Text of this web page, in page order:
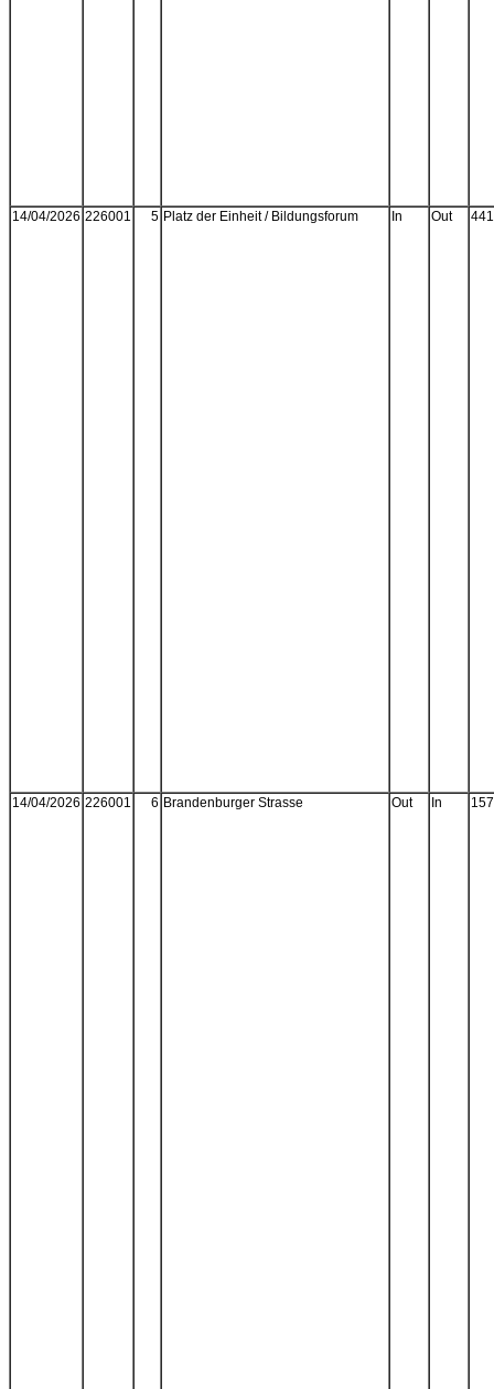
14/04/2026 226001 5 Platz der Einheit / Bildungsforum In Out 441
14/04/2026 226001 6 Brandenburger Strasse Out In 157